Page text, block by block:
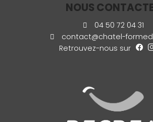
NOUS
04 50 72 04 31
contact@chatel-
Retrouvez-nous sur